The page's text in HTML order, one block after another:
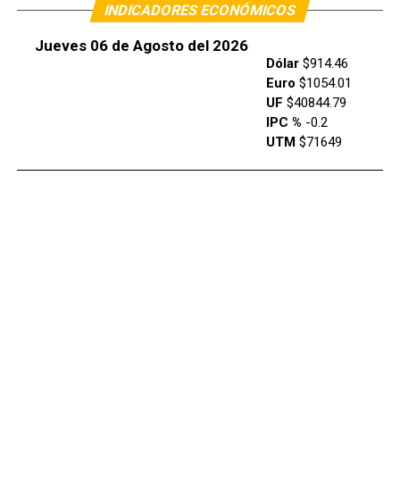
INDICADORES ECONÓMICOS
Jueves 06 de Agosto del 2026
Dólar$914.46
Euro $1054.01
UF $40844.79
IPC % -0.2
UTM$71649